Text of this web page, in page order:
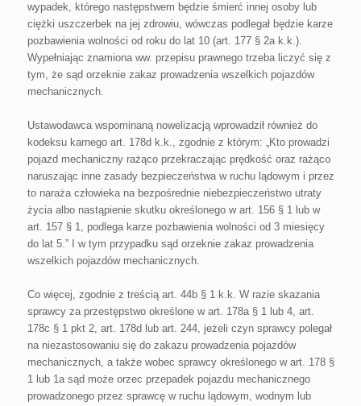
wypadek, którego następstwem będzie śmierć innej osoby lub
ciężki uszczerbek na jej zdrowiu, wówczas podlegał będzie karze
pozbawienia wolności od roku do lat 10 (art. 177 § 2a k.k.).
Wypełniając znamiona ww. przepisu prawnego trzeba liczyć się z
tym, że sąd orzeknie zakaz prowadzenia wszelkich pojazdów
mechanicznych.
Ustawodawca wspominaną nowelizacją wprowadził również do
kodeksu karnego art. 178d k.k., zgodnie z którym: „Kto prowadzi
pojazd mechaniczny rażąco przekraczając prędkość oraz rażąco
naruszając inne zasady bezpieczeństwa w ruchu lądowym i przez
to naraża człowieka na bezpośrednie niebezpieczeństwo utraty
życia albo nastąpienie skutku określonego w art. 156 § 1 lub w
art. 157 § 1, podlega karze pozbawienia wolności od 3 miesięcy
do lat 5.” I w tym przypadku sąd orzeknie zakaz prowadzenia
wszelkich pojazdów mechanicznych.
Co więcej, zgodnie z treścią art. 44b § 1 k.k. W razie skazania
sprawcy za przestępstwo określone w art. 178a § 1 lub 4, art.
178c § 1 pkt 2, art. 178d lub art. 244, jeżeli czyn sprawcy polegał
na niezastosowaniu się do zakazu prowadzenia pojazdów
mechanicznych, a także wobec sprawcy określonego w art. 178 §
1 lub 1a sąd może orzec przepadek pojazdu mechanicznego
prowadzonego przez sprawcę w ruchu lądowym, wodnym lub